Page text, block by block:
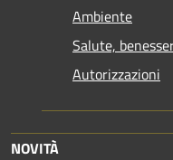
Ambiente
Salute,
Autorizzazioni
NOVITÀ